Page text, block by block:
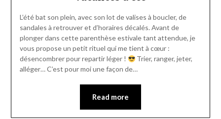
L’été bat son plein, avec son lot de valises à boucler, de
sandales à retrouver et d’horaires décalés. Avant de
plonger dans cette parenthèse estivale tant attendue, je
vous propose un petit rituel qui me tient à cœur :
désencombrer pour repartir léger !
Trier, ranger, jeter,
alléger… C’est pour moi une façon de…
Read more